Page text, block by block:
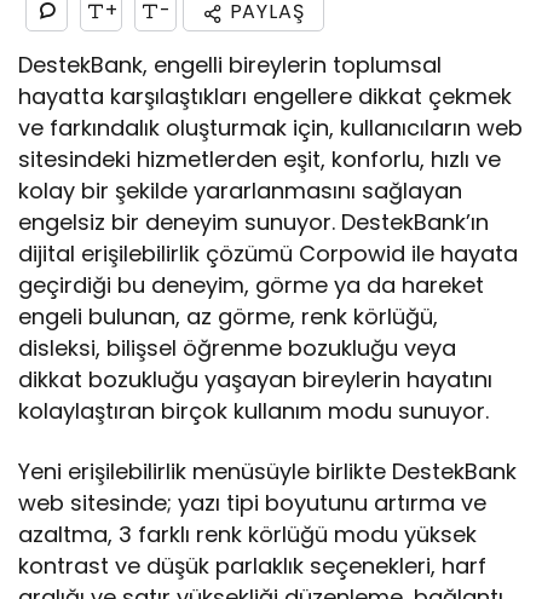
+ - PAYLAŞ
DestekBank, engelli bireylerin toplumsal
hayatta karşılaştıkları engellere dikkat çekmek
ve farkındalık oluşturmak için, kullanıcıların web
sitesindeki hizmetlerden eşit, konforlu, hızlı ve
kolay bir şekilde yararlanmasını sağlayan
engelsiz bir deneyim sunuyor. DestekBank’ın
dijital erişilebilirlik çözümü Corpowid ile hayata
geçirdiği bu deneyim, görme ya da hareket
engeli bulunan, az görme, renk körlüğü,
disleksi, bilişsel öğrenme bozukluğu veya
dikkat bozukluğu yaşayan bireylerin hayatını
kolaylaştıran birçok kullanım modu sunuyor.
Yeni erişilebilirlik menüsüyle birlikte DestekBank
web sitesinde; yazı tipi boyutunu artırma ve
azaltma, 3 farklı renk körlüğü modu yüksek
kontrast ve düşük parlaklık seçenekleri, harf